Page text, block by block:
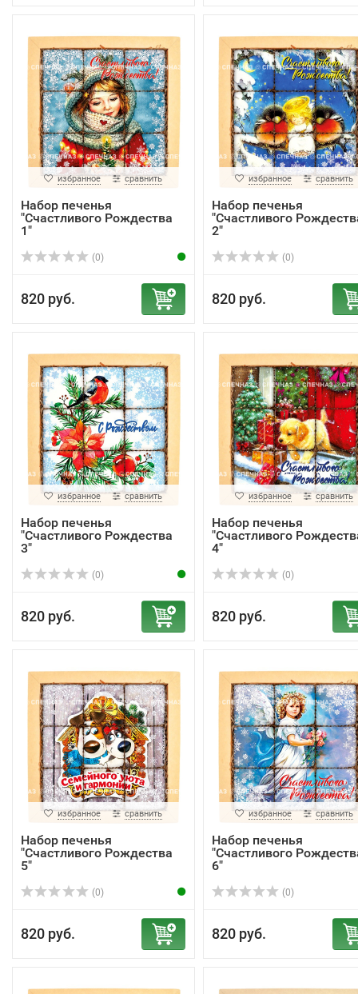
избранное сравнить
Набор печенья
"Счастливого Рождества
1"
(0)
820 руб.
избранное сравнить
Набор печенья
"Счастливого
2"
(0)
820 руб.
избранное сравнить
Набор печенья
"Счастливого Рождества
3"
(0)
820 руб.
избранное сравнить
Набор печенья
"Счастливого
4"
(0)
820 руб.
избранное сравнить
Набор печенья
"Счастливого Рождества
5"
(0)
820 руб.
избранное сравнить
Набор печенья
"Счастливого
6"
(0)
820 руб.